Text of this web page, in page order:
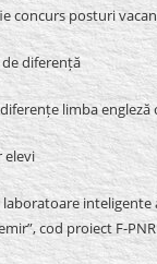
concurs posturi
diferență
limba engleză
elevi
laboratoare
cod proiect F-